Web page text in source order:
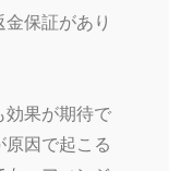
保証があり
効果が期待で
原因で起こる